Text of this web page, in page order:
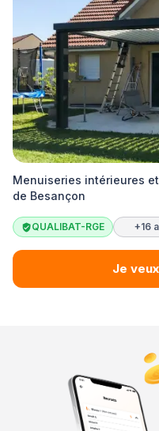
Menuiseries intérieures
de Besançon
QUALIBAT-RGE +16
Je